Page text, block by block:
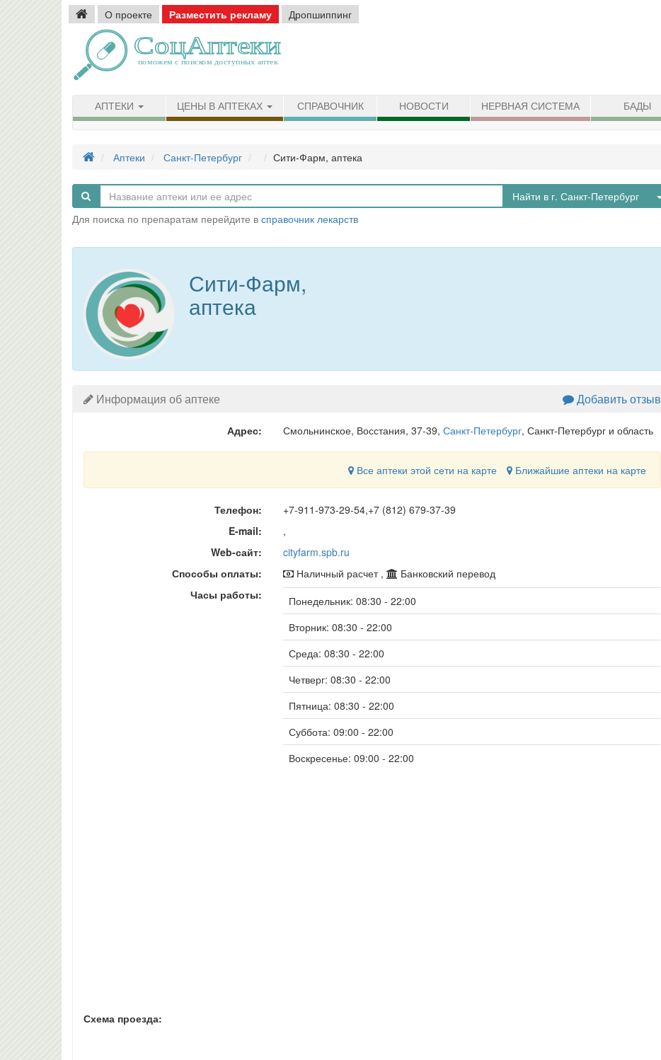
О проекте Разместить рекламу Дропшиппинг
АПТЕКИ ЦЕНЫ В АПТЕКАХ СПРАВОЧНИК НОВОСТИ НЕРВНАЯ СИСТЕМА БАДЫ
Аптеки Санкт-Петербург Сити-Фарм, аптека
Найти в г. Санкт-Петербург
Для поиска по препаратам перейдите в справочник лекарств
Сити-Фарм,
аптека
Информация об аптеке Добавить отзыв
Адрес: Смольнинское, Восстания, 37-39, Санкт-Петербург, Санкт-Петербург и область
Все аптеки этой сети на карте Ближайшие аптеки на карте
Телефон:
+7-911-973-29-54,+7 (812) 679-37-39
E-mail:
,
Web-сайт:
cityfarm.spb.ru
Способы оплаты:
Наличный расчет ,
Банковский перевод
Часы работы:
Понедельник: 08:30 - 22:00
Вторник: 08:30 - 22:00
Среда: 08:30 - 22:00
Четверг: 08:30 - 22:00
Пятница: 08:30 - 22:00
Суббота: 09:00 - 22:00
Воскресенье: 09:00 - 22:00
Схема проезда: